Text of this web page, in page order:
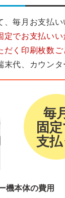
、毎月お支払
定でお支払い
だく印刷枚数ご
末代、カウン
毎
固
支払
機本体の費用